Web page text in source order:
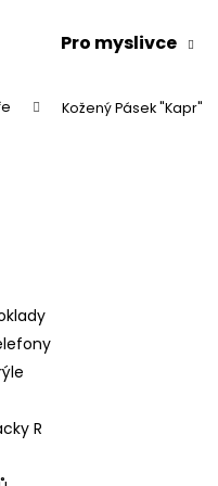
Pro myslivce
Kožený Pásek "Kapr"
R
ZDAR"